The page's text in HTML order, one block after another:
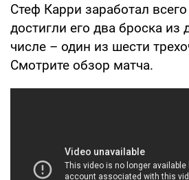
Стеф Карри заработал
достигли его два броска из
числе – один из шести
Смотрите обзор матча.